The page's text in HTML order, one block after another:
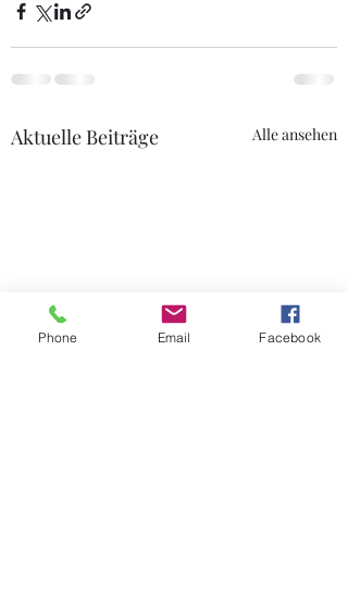
Aktuelle Beiträge Alle ansehen
Phone Email Facebook